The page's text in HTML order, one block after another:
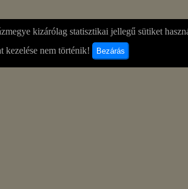
kizárólag statisztikai jellegű sütiket
kezelése nem történik!
Bezárás